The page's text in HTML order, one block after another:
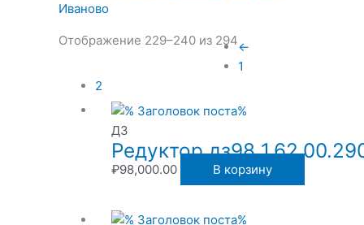
Иваново
Отображение 229–240 из 294
ДЗ
Редуктор дз98
₽98,000.00 В корзину
←
1
2